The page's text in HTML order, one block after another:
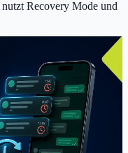
Recovery Mode und